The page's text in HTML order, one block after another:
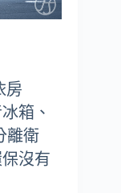
房
箱、
離衛
沒有